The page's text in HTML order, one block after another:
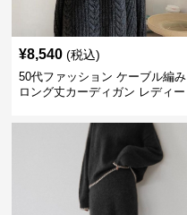
¥8,540 (税込)
50代ファッション ケーブル編み
ロング丈カーディガン レディー